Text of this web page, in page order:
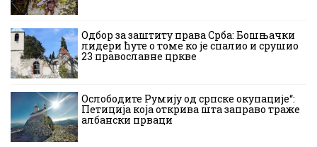
Одбор за заштиту права Срба: Бошњачки
лидери ћуте о томе ко је спалио и срушио
23 православне цркве
Ослободите Румију од српске окупације“:
Петиција која открива шта заправо траже
албански прваци